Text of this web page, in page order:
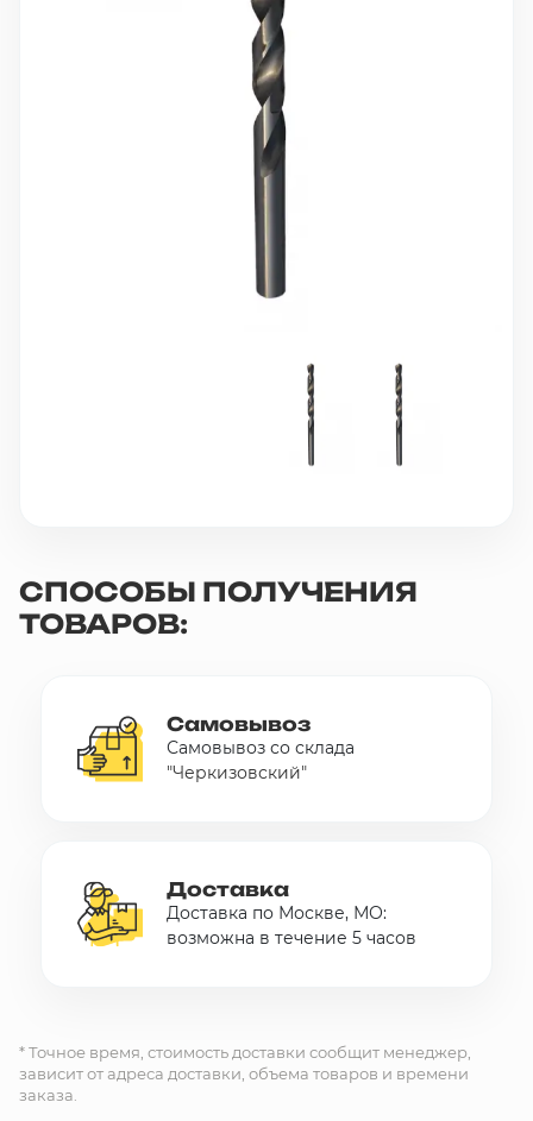
10 000 ₽
Минимальный заказ
СПОСОБЫ ПОЛУЧЕНИЯ
ТОВАРОВ:
Самовывоз
Самовывоз со склада
"Черкизовский"
Доставка
Доставка по Москве, МО:
возможна в течение 5 часов
* Точное время, стоимость доставки сообщит менеджер,
зависит от адреса доставки, объема товаров и времени
заказа.